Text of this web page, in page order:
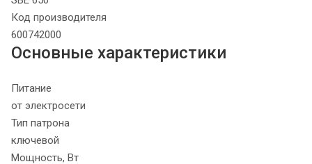
Код производителя
600742000
Основные характеристики
Питание
от электросети
Тип патрона
ключевой
Мощность, Вт